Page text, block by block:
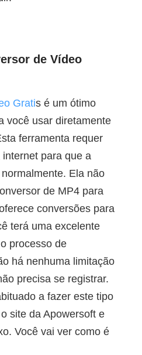
de Vídeo
Gratis é um ótimo
você usar diretamente
ferramenta requer
para que a
Ela não
de MP4 para
conversões para
terá uma excelente
processo de
há nenhuma limitação
precisa se registrar.
a fazer este tipo
site da Apowersoft e
Você vai ver como é